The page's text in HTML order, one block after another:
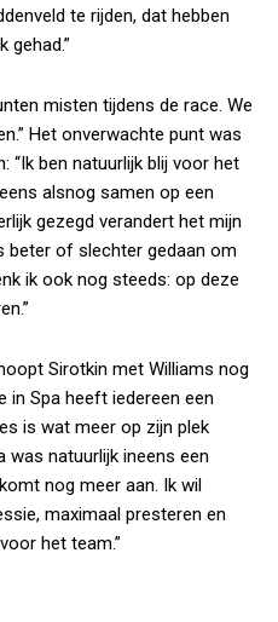
te rijden, dat hebben
gehad.”
misten tijdens de race. We
Het onverwachte punt was
“Ik ben natuurlijk blij voor het
alsnog samen op een
gezegd verandert het mijn
beter of slechter gedaan om
ik ook nog steeds: op deze
Sirotkin met Williams nog
in Spa heeft iedereen een
is wat meer op zijn plek
was natuurlijk ineens een
nog meer aan. Ik wil
maximaal presteren en
het team.”